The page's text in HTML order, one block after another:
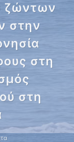
ζώντων
στην
στη
στη